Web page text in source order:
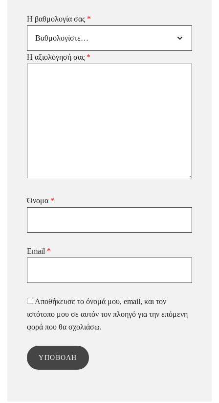
Η βαθμολογία σας *
Η αξιολόγησή σας *
Όνομα *
Email *
Αποθήκευσε το όνομά μου, email, και τον
ιστότοπο μου σε αυτόν τον πλοηγό για την επόμενη
φορά που θα σχολιάσω.